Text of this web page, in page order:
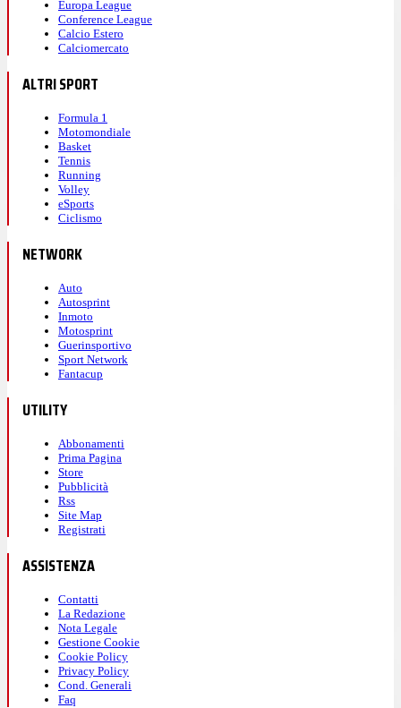
Europa League
Conference League
Calcio Estero
Calciomercato
ALTRI SPORT
Formula 1
Motomondiale
Basket
Tennis
Running
Volley
eSports
Ciclismo
NETWORK
Auto
Autosprint
Inmoto
Motosprint
Guerinsportivo
Sport Network
Fantacup
UTILITY
Abbonamenti
Prima Pagina
Store
Pubblicità
Rss
Site Map
Registrati
ASSISTENZA
Contatti
La Redazione
Nota Legale
Gestione Cookie
Cookie Policy
Privacy Policy
Cond. Generali
Faq